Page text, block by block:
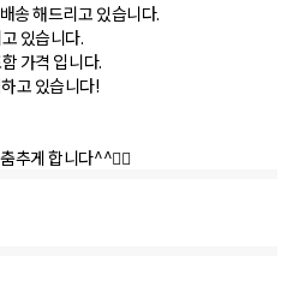
송 해드리고 있습니다.
있습니다.
가격 입니다.
고 있습니다!
추게 합니다^^🙇‍♀️